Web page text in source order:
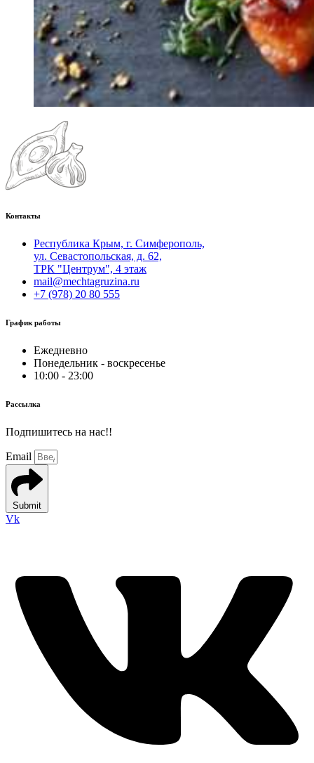
Контакты
Республика Крым, г. Симферополь,
ул. Севастопольская, д. 62,
ТРК "Центрум", 4 этаж
mail@mechtagruzina.ru
+7 (978) 20 80 555
График работы
Ежедневно
Понедельник - воскресенье
10:00 - 23:00
Рассылка
Подпишитесь на нас!!
Email
Submit
Vk